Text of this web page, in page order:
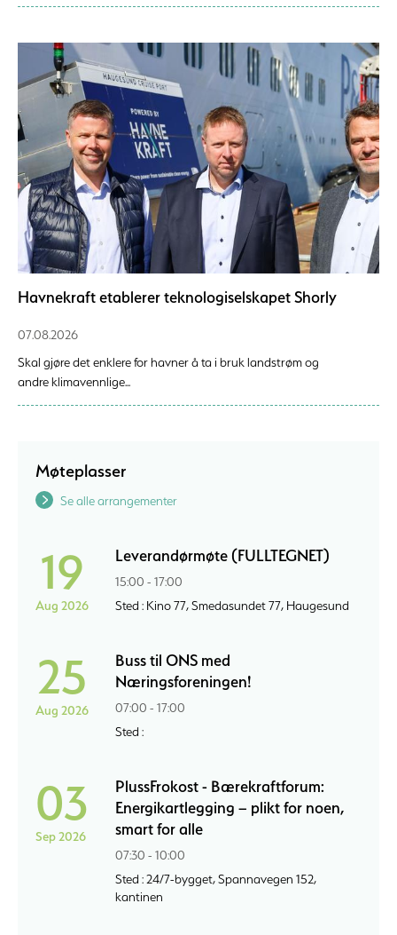
Havnekraft etablerer teknologiselskapet Shorly
07.08.2026
Skal gjøre det enklere for havner å ta i bruk landstrøm og
andre klimavennlige...
Møteplasser
Se alle arrangementer
19
Aug 2026
Leverandørmøte (FULLTEGNET)
15:00 - 17:00
Sted : Kino 77, Smedasundet 77, Haugesund
25
Aug 2026
Buss til ONS med
Næringsforeningen!
07:00 - 17:00
Sted :
03
Sep 2026
PlussFrokost - Bærekraftforum:
Energikartlegging – plikt for noen,
smart for alle
07:30 - 10:00
Sted : 24/7-bygget, Spannavegen 152,
kantinen